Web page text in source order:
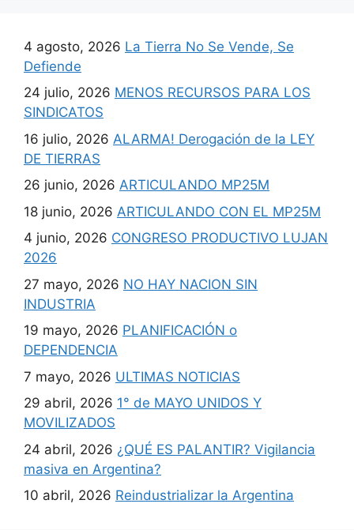
4 agosto, 2026 La Tierra No Se Vende, Se
Defiende
24 julio, 2026 MENOS RECURSOS PARA LOS
SINDICATOS
16 julio, 2026 ALARMA! Derogación de la LEY
DE TIERRAS
26 junio, 2026 ARTICULANDO MP25M
18 junio, 2026 ARTICULANDO CON EL MP25M
4 junio, 2026 CONGRESO PRODUCTIVO LUJAN
2026
27 mayo, 2026 NO HAY NACION SIN
INDUSTRIA
19 mayo, 2026 PLANIFICACIÓN o
DEPENDENCIA
7 mayo, 2026 ULTIMAS NOTICIAS
29 abril, 2026 1° de MAYO UNIDOS Y
MOVILIZADOS
24 abril, 2026 ¿QUÉ ES PALANTIR? Vigilancia
masiva en Argentina?
10 abril, 2026 Reindustrializar la Argentina